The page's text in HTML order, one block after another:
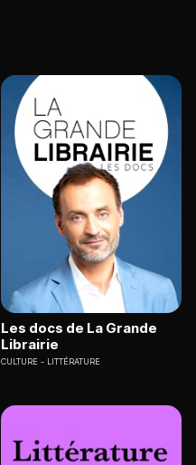
Les docs de La Grande
Librairie
CULTURE LITTÉRATURE